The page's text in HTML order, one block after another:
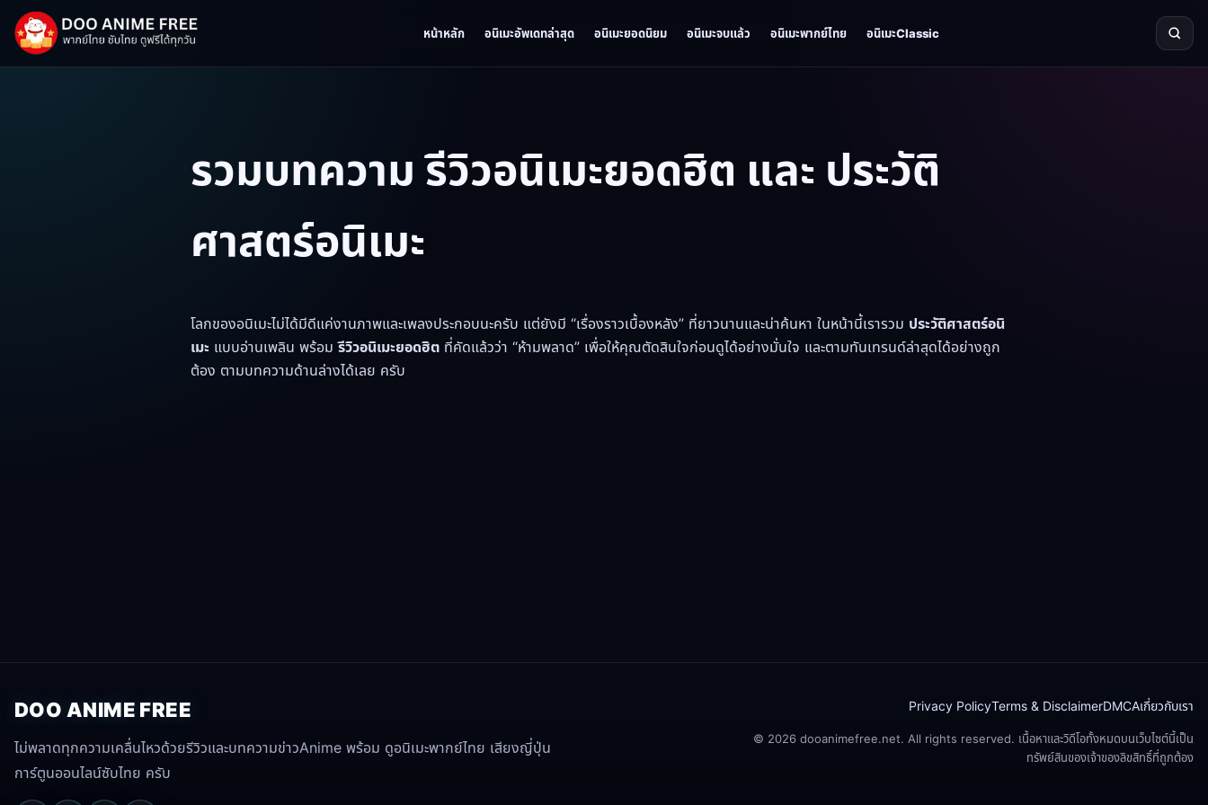
หน้าหลัก อนิเมะอัพเดทล่าสุด อนิเมะยอดนิยม อนิเมะจบแล้ว อนิเมะพากย์ไทย อนิเมะClassic
รวมบทความ รีวิวอนิเมะยอดฮิต และ ประวัติ
ศาสตร์อนิเมะ
โลกของอนิเมะไม่ได้มีดีแค่งานภาพและเพลงประกอบนะครับ แต่ยังมี “เรื่องราวเบื้องหลัง” ที่ยาวนานและน่าค้นหา ในหน้านี้เรารวม ประวัติศาสตร์อนิ
เมะ แบบอ่านเพลิน พร้อมรีวิวอนิเมะยอดฮิต ที่คัดแล้วว่า “ห้ามพลาด” เพื่อให้คุณตัดสินใจก่อนดูได้อย่างมั่นใจ และตามทันเทรนด์ล่าสุดได้อย่างถูก
ต้อง ตามบทความด้านล่างได้เลย ครับ
DOO ANIME FREE
ไม่พลาดทุกความเคลื่นไหวด้วยรีวิวและบทความข่าวAnime พร้อม ดูอนิเมะพากย์ไทย เสียงญี่ปุ่น
การ์ตูนออนไลน์ซับไทย ครับ
Privacy PolicyTerms & DisclaimerDMCAเกี่ยวกับเรา
© 2026 dooanimefree.net. All rights reserved. เนื้อหาและวิดีโอทั้งหมดบนเว็บไซต์นี้เป็น
ทรัพย์สินของเจ้าของลิขสิทธิ์ที่ถูกต้อง